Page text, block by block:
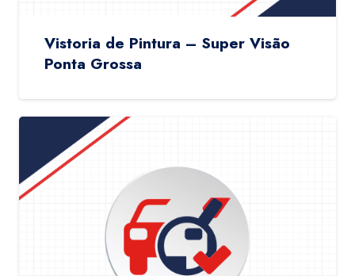
Vistoria de Pintura – Super Visão
Ponta Grossa